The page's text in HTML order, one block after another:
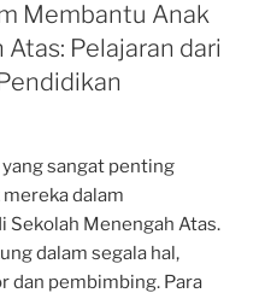
Membantu Anak
Pelajaran dari
sangat penting
dalam
Sekolah Menengah Atas.
dalam segala hal,
dan pembimbing. Para